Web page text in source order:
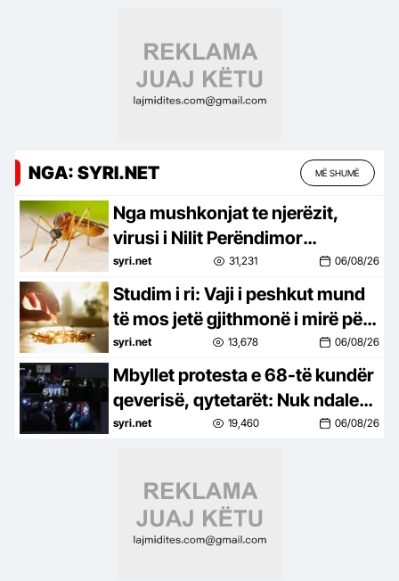
NGA: SYRI.NET MË SHUMË
Nga mushkonjat te njerëzit,
virusi i Nilit Perëndimor
përhapet në 7 vende të Europës,
94 raste në Itali dhe 6 viktima në
Greqi
syri.net 31,231 06/08/26
Studim i ri: Vaji i peshkut mund
të mos jetë gjithmonë i mirë për
trurin, sidomos pas dëmtimeve
syri.net 13,678 06/08/26
Mbyllet protesta e 68-të kundër
qeverisë, qytetarët: Nuk ndalemi
deri në largimin e Ramës
syri.net 19,460 06/08/26